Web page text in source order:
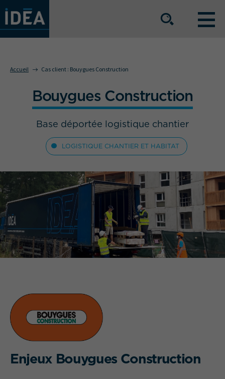
Le groupe
Nous rejoindre
L’info IDEA
Nos implantations
Espace Presse
Contact
QUEL EST VOTRE BESOIN ?
NOS ATOUTS
NOS SECTEURS D'ACTIVITÉ
Accueil Cas client : Bouygues Construction
Bouygues Construction
Base déportée logistique chantier
LOGISTIQUE CHANTIER ET HABITAT
Enjeux Bouygues Construction